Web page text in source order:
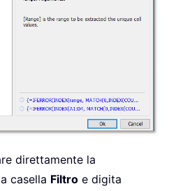
direttamente la
casella Filtro e digita